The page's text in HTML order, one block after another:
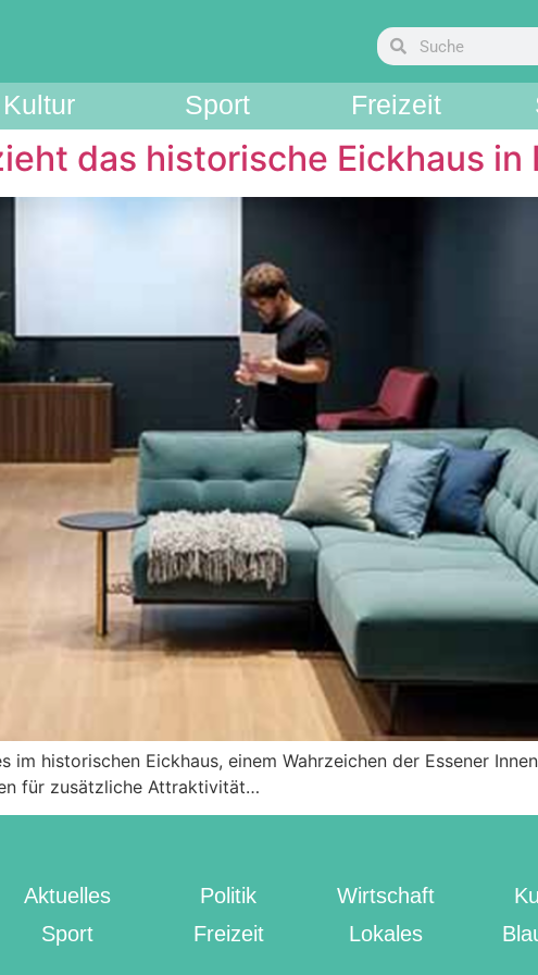
Kultur Sport Freizeit
das historische Eickhaus in
historischen Eickhaus, einem Wahrzeichen der Essener
für zusätzliche Attraktivität…
Aktuelles
Sport
Politik
Freizeit
Wirtschaft
Lokales